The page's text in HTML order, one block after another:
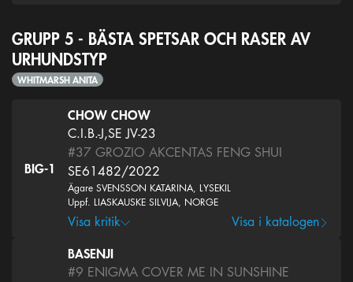
GRUPP 5 - BÄSTA SPETSAR OCH RASER AV
URHUNDSTYP
WHITMARSH ANITA
BIG-1
CHOW CHOW
C.I.B.-J,SE JV-23
#37 GROZIO AKCENTAS FENG SHUI
SE61482/2022
Ägare SVENSSON KATARINA, LYSEKIL
Uppf. LIASKAUSKE SILVIJA, NORGE
Visa kritik Visa i katalogen
BASENJI
#9 ENIGMA COVER ME IN SUNSHINE